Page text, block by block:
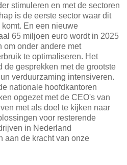
stimuleren en met de sectoren
is de eerste sector waar dit
En een nieuwe
65 miljoen euro wordt in 2025
om onder andere met
te optimaliseren. Het
de gesprekken met de grootste
verduurzaming intensiveren.
nationale hoofdkantoren
opgezet met de CEO's van
met als doel te kijken naar
voor resterende
in Nederland
aan de kracht van onze